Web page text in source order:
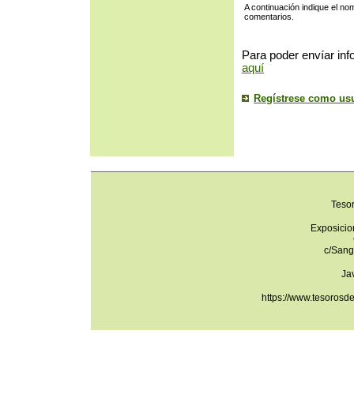
A continuación indique el
comentarios.
Para poder envíar
aquí
Regístrese como
c/
https://